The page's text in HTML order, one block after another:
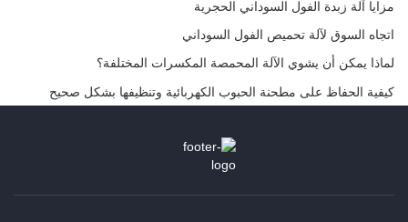
مزايا آلة زبدة الفول السوداني الحجرية
اتجاه السوق لآلة تحميص الفول السوداني
لماذا يمكن أن يشوي الآلة المحمصة المكسرات المختلفة؟
كيفية الحفاظ على مطحنة الحبوب الكهربائية وتنظيفها بشكل صحيح